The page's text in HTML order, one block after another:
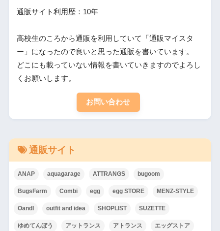
通販サイト利用歴：10年
高校生のころから通販を利用していて「通販マイスタ
ー」になったので良いと思った通販を書いています。
どこにも載っていない情報を書いていきますのでよろし
くお願いします。
お問い合わせ
通販サイト
ANAP aquagarage ATTRANGS bugoom
BugsFarm Combi egg egg STORE MENZ-STYLE
OandI outfit and idea SHOPLIST SUZETTE
ゆめてんぼう アットランス アトランス エッグストア